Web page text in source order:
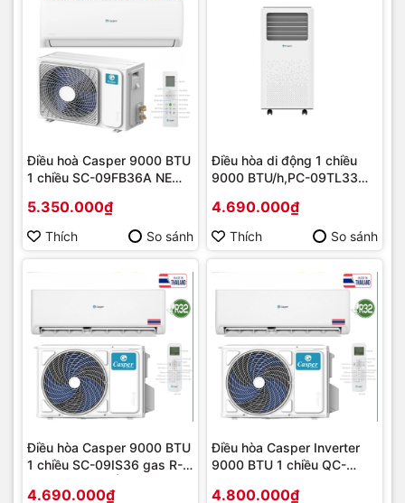
Điều hoà Casper 9000 BTU
1 chiều SC-09FB36A NEW
5.350.000₫
Thích So sánh
Điều hòa di động 1 chiều
9000 BTU/h,PC-09TL33
chính hãng
4.690.000₫
Thích So sánh
Điều hòa Casper 9000 BTU
1 chiều SC-09IS36 gas R-
hãng
4.690.000₫
Điều hòa Casper Inverter
9000 BTU 1 chiều QC-
2024 | Hàng chính hãng
4.800.000₫